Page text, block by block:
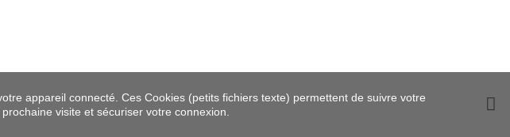
appareil connecté. Ces Cookies (petits fichiers texte) permettent de suivre votre
visite et sécuriser votre connexion.